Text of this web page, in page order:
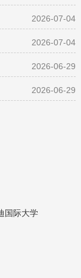
2026-07-04
2026-07-04
2026-06-29
2026-06-29
国际大学